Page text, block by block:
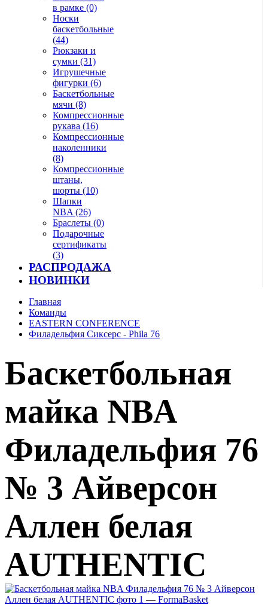
в рамке (0)
Носки
баскетбольные
(44)
Рюкзаки и
сумки (31)
Игрушечные
фигурки (6)
Баскетбольные
мячи (8)
Компрессионные
рукава (16)
Компрессионные
наколенники
(8)
Компрессионные
штаны,
шорты (10)
Шапки
NBA (26)
Браслеты (0)
Подарочные
сертификаты
(3)
РАСПРОДАЖА
НОВИНКИ
Главная
Команды
EASTERN CONFERENCE
Филадельфия Сиксерс - Phila 76
Баскетбольная
майка NBA
Филадельфия 76
№ 3 Айверсон
Аллен белая
AUTHENTIC